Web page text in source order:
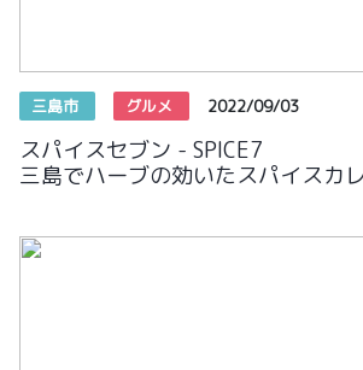
三島市 グルメ 2022/09/03
スパイスセブン - SPICE7
三島でハーブの効いたスパイスカ